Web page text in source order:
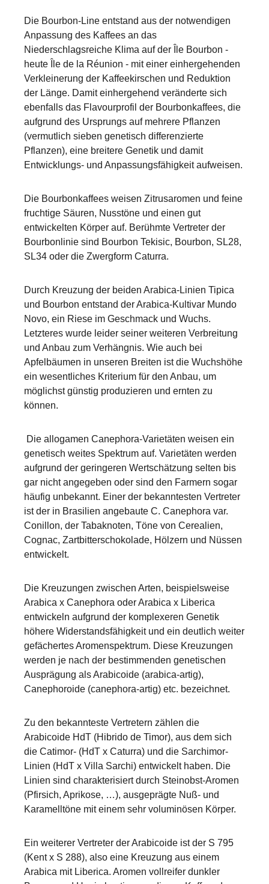
Die Bourbon-Line entstand aus der notwendigen
Anpassung des Kaffees an das
Niederschlagsreiche Klima auf der Île Bourbon -
heute Île de la Réunion - mit einer einhergehenden
Verkleinerung der Kaffeekirschen und Reduktion
der Länge. Damit einhergehend veränderte sich
ebenfalls das Flavourprofil der Bourbonkaffees, die
aufgrund des Ursprungs auf mehrere Pflanzen
(vermutlich sieben genetisch differenzierte
Pflanzen), eine breitere Genetik und damit
Entwicklungs- und Anpassungsfähigkeit aufweisen.
Die Bourbonkaffees weisen Zitrusaromen und feine
fruchtige Säuren, Nusstöne und einen gut
entwickelten Körper auf. Berühmte Vertreter der
Bourbonlinie sind Bourbon Tekisic, Bourbon, SL28,
SL34 oder die Zwergform Caturra.
Durch Kreuzung der beiden Arabica-Linien Tipica
und Bourbon entstand der Arabica-Kultivar Mundo
Novo, ein Riese im Geschmack und Wuchs.
Letzteres wurde leider seiner weiteren Verbreitung
und Anbau zum Verhängnis. Wie auch bei
Apfelbäumen in unseren Breiten ist die Wuchshöhe
ein wesentliches Kriterium für den Anbau, um
möglichst günstig produzieren und ernten zu
können.
Die allogamen Canephora-Varietäten weisen ein
genetisch weites Spektrum auf. Varietäten werden
aufgrund der geringeren Wertschätzung selten bis
gar nicht angegeben oder sind den Farmern sogar
häufig unbekannt. Einer der bekanntesten Vertreter
ist der in Brasilien angebaute C. Canephora var.
Conillon, der Tabaknoten, Töne von Cerealien,
Cognac, Zartbitterschokolade, Hölzern und Nüssen
entwickelt.
Die Kreuzungen zwischen Arten, beispielsweise
Arabica x Canephora oder Arabica x Liberica
entwickeln aufgrund der komplexeren Genetik
höhere Widerstandsfähigkeit und ein deutlich weiter
gefächertes Aromenspektrum. Diese Kreuzungen
werden je nach der bestimmenden genetischen
Ausprägung als Arabicoide (arabica-artig),
Canephoroide (canephora-artig) etc. bezeichnet.
Zu den bekannteste Vertretern zählen die
Arabicoide HdT (Hibrido de Timor), aus dem sich
die Catimor- (HdT x Caturra) und die Sarchimor-
Linien (HdT x Villa Sarchi) entwickelt haben. Die
Linien sind charakterisiert durch Steinobst-Aromen
(Pfirsich, Aprikose, …), ausgeprägte Nuß- und
Karamelltöne mit einem sehr voluminösen Körper.
Ein weiterer Vertreter der Arabicoide ist der S 795
(Kent x S 288), also eine Kreuzung aus einem
Arabica mit Liberica. Aromen vollreifer dunkler